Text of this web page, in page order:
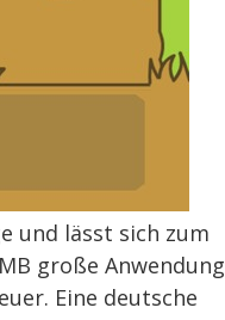
und lässt sich zum
große Anwendung
Eine deutsche